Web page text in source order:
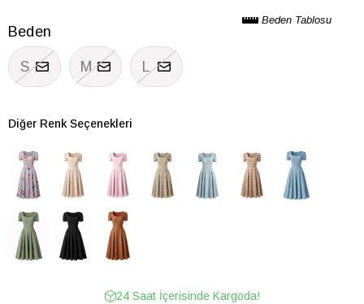
Beden Tablosu
Beden
S M L
Diğer Renk Seçenekleri
24 Saat İçerisinde Kargoda!